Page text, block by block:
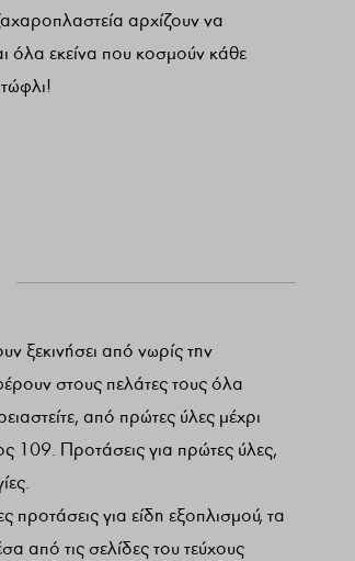
αρχίζουν να
όλα εκείνα που κοσμούν κάθε
ξεκινήσει από νωρίς την
στους πελάτες τους όλα
από πρώτες ύλες μέχρι
109. Προτάσεις για πρώτες ύλες,
προτάσεις για είδη εξοπλισμού, τα
από τις σελίδες του τεύχους